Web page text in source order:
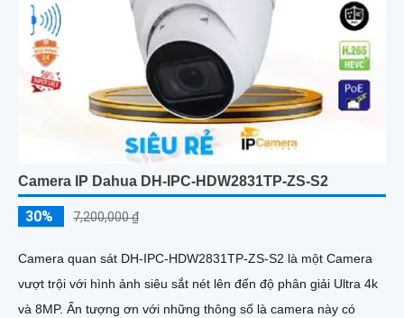
Camera IP Dahua DH-IPC-HDW2831TP-ZS-S2
30% 7,200,000 ₫
Camera quan sát DH-IPC-HDW2831TP-ZS-S2 là một Camera
vượt trội với hình ảnh siêu sắt nét lên đến độ phân giải Ultra 4k
và 8MP. Ấn tượng ơn với những thông số là camera này có